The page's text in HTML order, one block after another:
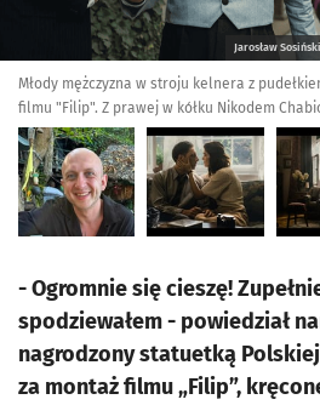
Jarosław
Młody mężczyzna w stroju kelnera z
filmu "Filip". Z prawej w kółku Nikodem
- Ogromnie się cieszę!
spodziewałem - powiedział
nagrodzony statuetką
za montaż filmu „Filip”,